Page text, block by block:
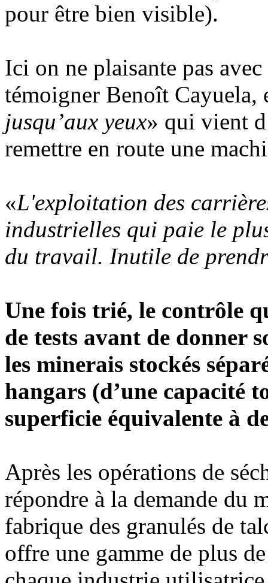
pour être bien visible).
Ici on ne plaisante pas
témoigner Benoît
jusqu’aux yeux» qui vient
remettre en route une
«L'exploitation des
industrielles qui paie le
du travail. Inutile de
Une fois trié, le contrôle
de tests avant de donner
les minerais stockés
hangars (d’une capacité
superficie équivalente à
Après les opérations de
répondre à la demande du
fabrique des granulés de
offre une gamme de plus